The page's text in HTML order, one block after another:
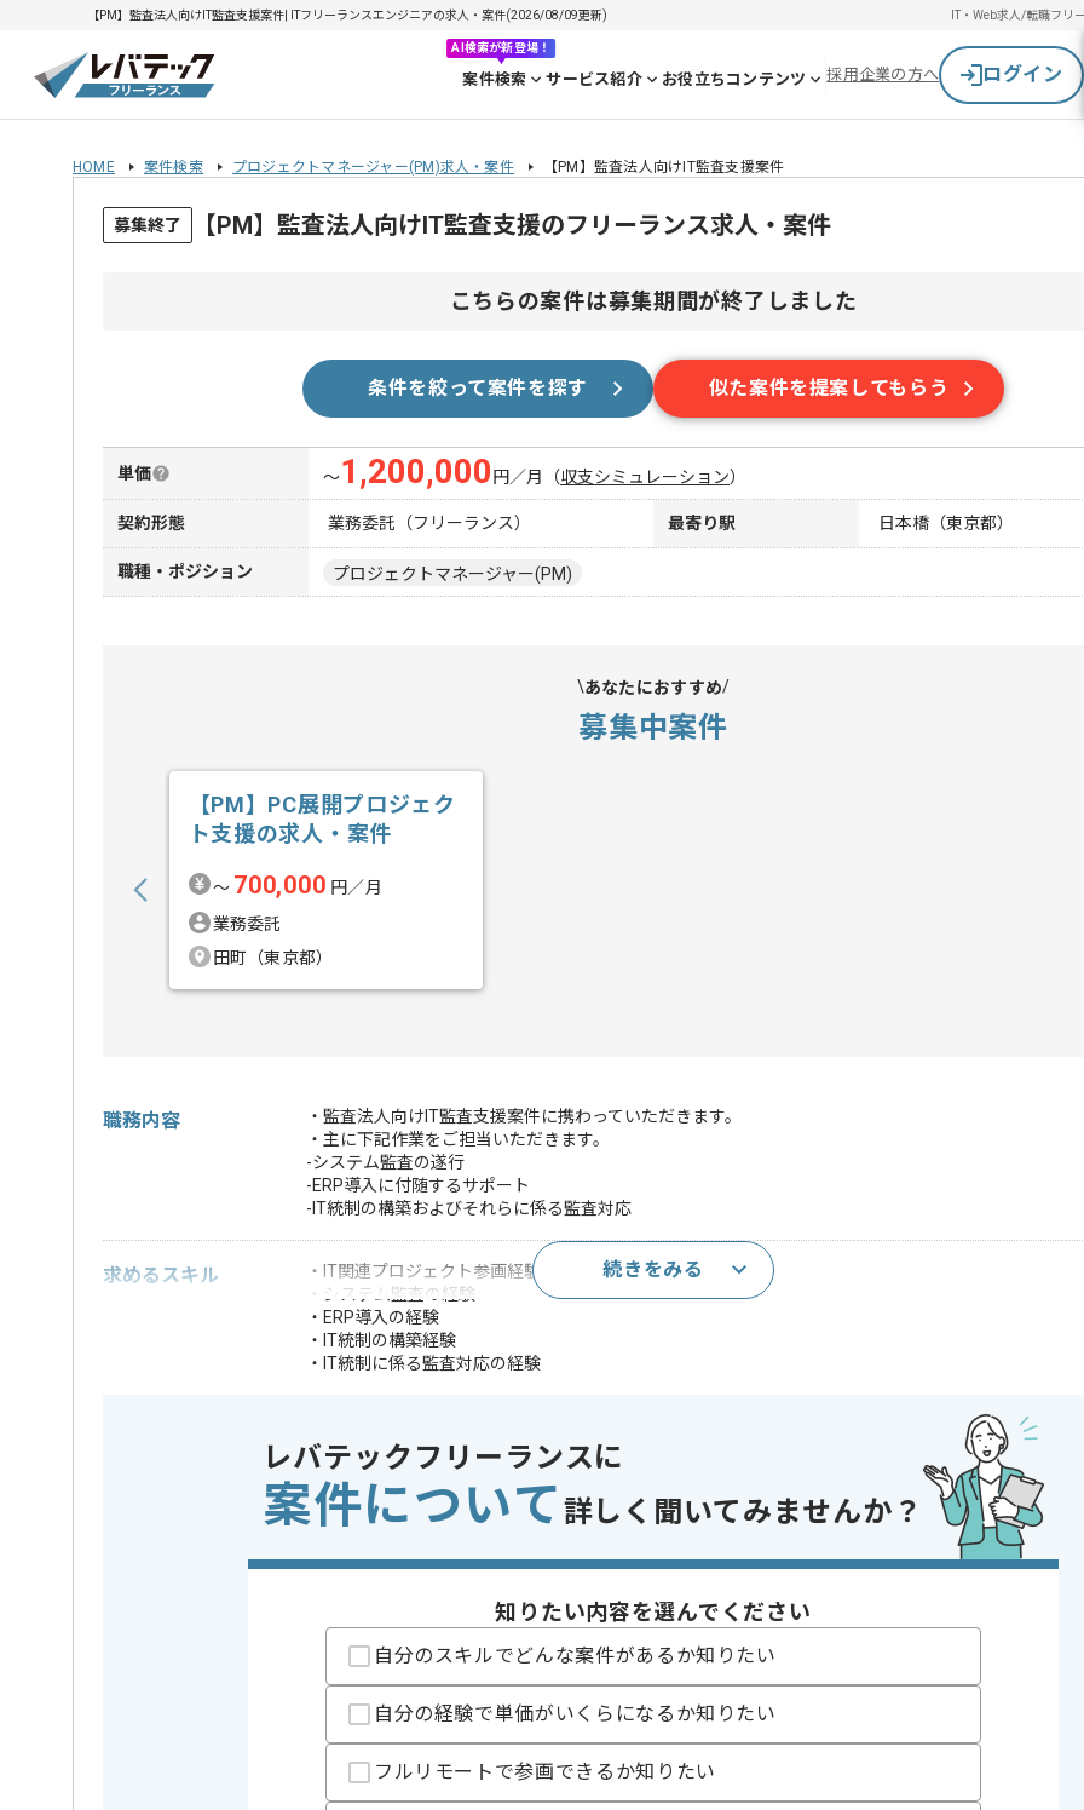
【PM】監査法人向けIT監査支援案件| ITフリーランスエンジニアの求人・案件(2026/08/09更新) IT・Web求人/転職フリ
AI検索が新登場！
案件検索 サービス紹介 お役立ちコンテンツ 採用企業の方へ ログイン
HOME 案件検索 プロジェクトマネージャー(PM)求人・案件 【PM】監査法人向けIT監査支援案件
募集終了 【PM】監査法人向けIT監査支援のフリーランス求人・案件
こちらの案件は募集期間が終了しました
条件を絞って案件を探す 似た案件を提案してもらう
単価 〜1,200,000 円／月 （収支シミュレーション）
契約形態 業務委託（フリーランス） 最寄り駅 日本橋（東京都）
職種・ポジション プロジェクトマネージャー(PM)
あなたにおすすめ
募集中案件
【PM】PC展開プロジェク
ト支援の求人・案件
〜 700,000 円／月
業務委託
田町（東京都）
職務内容
・監査法人向けIT監査支援案件に携わっていただきます。
・主に下記作業をご担当いただきます。
-システム監査の遂行
-ERP導入に付随するサポート
-IT統制の構築およびそれらに係る監査対応
求めるスキル
・IT関連プロジェクト参画経験
・システム監査の経験
・ERP導入の経験
・IT統制の構築経験
・IT統制に係る監査対応の経験
この案件のポイント 業務内容
ベンダーコントロール , ERP
特徴
20代活躍中 , 30代活躍中 , 長期プロジェクト , 新技術に積極的 , 40代活躍中 , BtoB
監査、アドバイザリーおよびコンサルティング事業
を展開している企業でございます。
今回は監査法人向けIT監査支援案件に携わっていただきます。
PM経験を活かしたい方にお勧めです。
基本的には常駐での作業を見込んでおります。
続きをみる
レバテックフリーランスに
案件について 詳しく聞いてみませんか？
知りたい内容を選んでください
自分のスキルでどんな案件があるか知りたい
自分の経験で単価がいくらになるか知りたい
フルリモートで参画できるか知りたい